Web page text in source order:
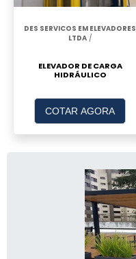
DES SERVICOS EM ELEVADORES
LTDA/
ELEVADOR DE CARGA
HIDRÁULICO
COTAR AGORA